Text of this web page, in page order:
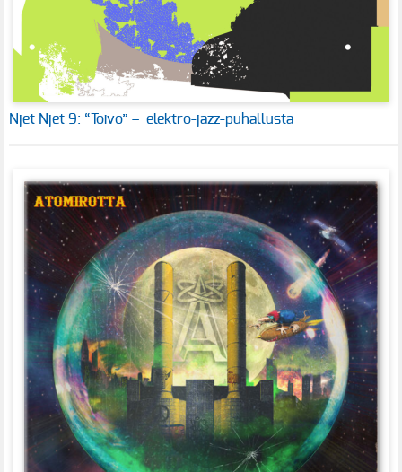
Njet Njet 9: “Toivo” – elektro-jazz-puhallusta